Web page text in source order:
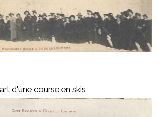
d'une course en skis